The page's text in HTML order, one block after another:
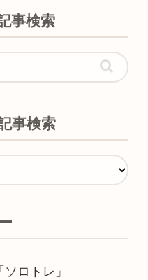
事検索
事検索
ロトレ」